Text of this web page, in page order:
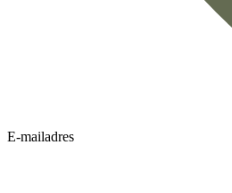
E-mailadres